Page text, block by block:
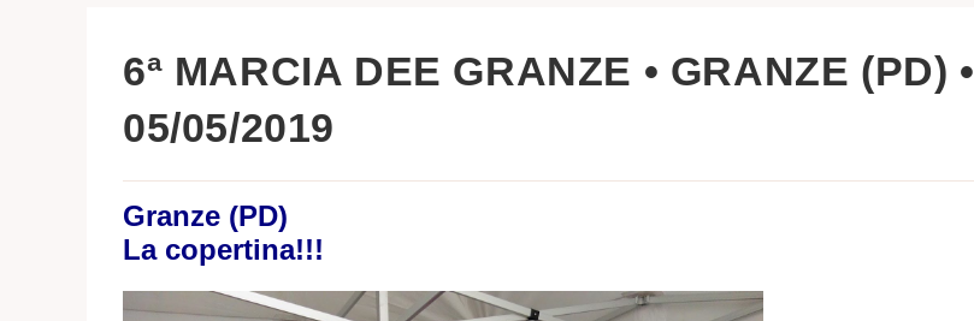
6ª MARCIA DEE GRANZE • GRANZE (PD) •
05/05/2019
Granze (PD)
La copertina!!!